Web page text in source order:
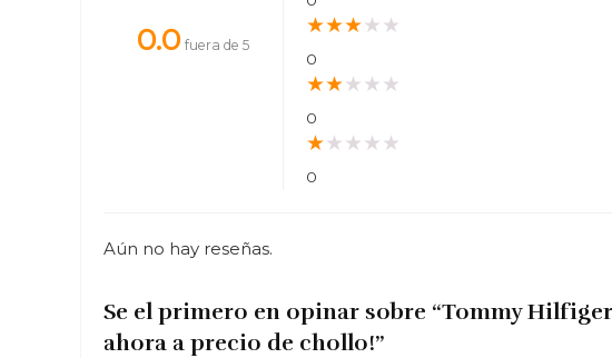
0.0 fuera de 5
★★★★ ★
0
★★★ ★ ★
0
★★ ★ ★ ★
0
Aún no hay reseñas.
Se el primero en opinar sobre “Tommy
ahora a precio de chollo!”